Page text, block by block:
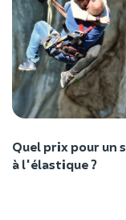
Quel prix pour un
à l'élastique ?